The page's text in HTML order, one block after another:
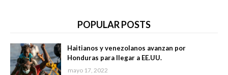
POPULAR POSTS
Haitianos y venezolanos avanzan por
Honduras para llegar a EE.UU.
mayo 17, 2022